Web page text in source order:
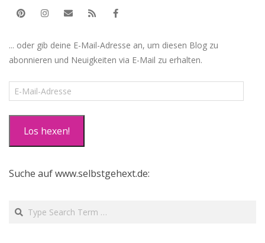
... oder gib deine E-Mail-Adresse an, um diesen Blog zu
abonnieren und Neuigkeiten via E-Mail zu erhalten.
E-
Mail-
Los hexen!
Suche auf www.selbstgehext.de:
Search